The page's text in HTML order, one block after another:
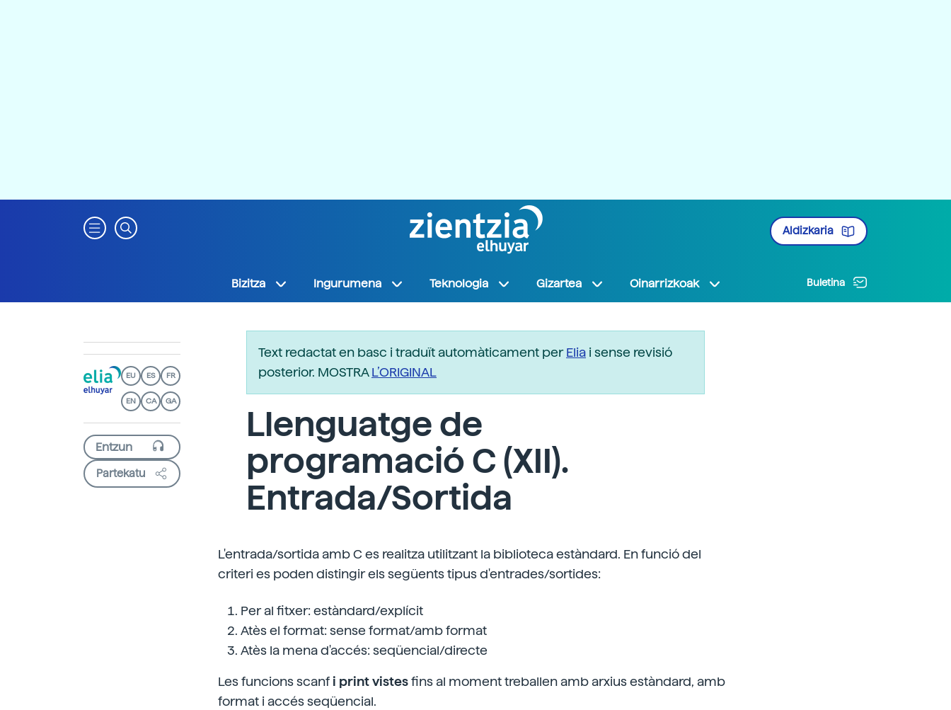
Aldizkaria
Bizitza Ingurumena Teknologia Gizartea Oinarrizkoak Buletina
EU ES FR
EN CA GA
Partekatu
Text redactat en basc i traduït automàticament perElia i sense revisió
posterior. MOSTRAL’ORIGINAL
Llenguatge de
programació C (XII).
Entrada/Sortida
L'entrada/sortida amb C es realitza utilitzant la biblioteca estàndard. En funció del
criteri es poden distingir els següents tipus d'entrades/sortides:
Per al fitxer: estàndard/explícit
Atès el format: sense format/amb format
Atès la mena d'accés: seqüencial/directe
Les funcions scanfi print vistesfins al moment treballen amb arxius estàndard, amb
format i accés seqüencial.